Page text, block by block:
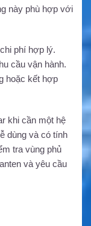
này phù hợp với
phí hợp lý.
cầu vận hành.
hoặc kết hợp
khi cần một hệ
dùng và có tính
tra vùng phủ
và yêu cầu